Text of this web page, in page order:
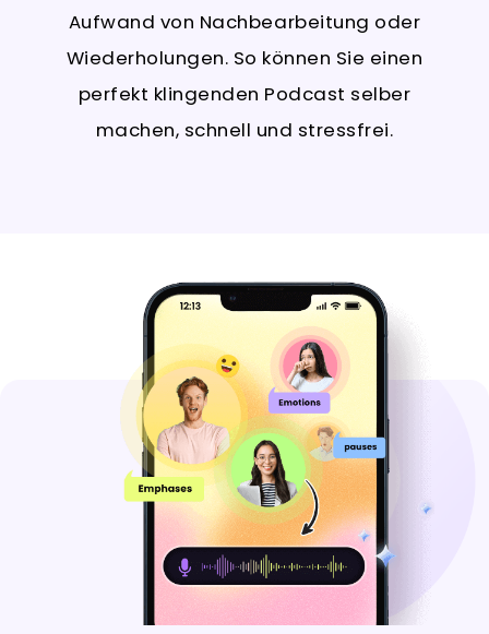
Aufwand von Nachbearbeitung oder
Wiederholungen. So können Sie einen
perfekt klingenden Podcast selber
machen, schnell und stressfrei.